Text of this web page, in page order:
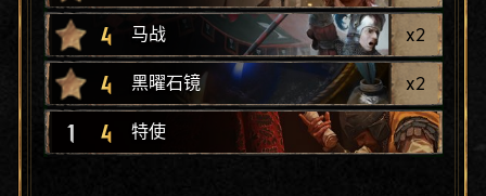
4 马战 x2
4 黑曜石镜 x2
1 4 特使